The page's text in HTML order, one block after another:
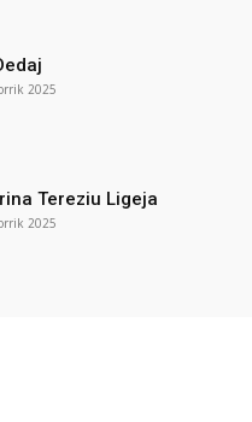
2025
Tereziu Ligeja
2025